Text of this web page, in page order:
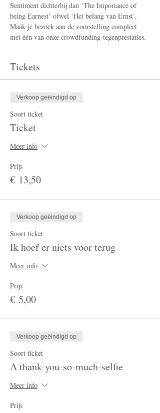
Sentiment dichterbij dan ‘The Importance of
being Earnest’ ofwel ‘Het belang van Ernst’.
Maak je bezoek aan de voorstelling compleet
met één van onze crowdfunding-tegenprestaties.
Tickets
Verkoop geëindigd op
Soort ticket
Ticket
Meer info
Prijs
€ 13,50
Verkoop geëindigd op
Soort ticket
Ik hoef er niets voor terug
Meer info
Prijs
€ 5,00
Verkoop geëindigd op
Soort ticket
A thank-you-so-much-selfie
Meer info
Prijs